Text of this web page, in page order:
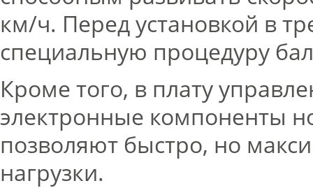
км/ч. Перед установкой в
специальную процедуру
Кроме того, в плату
электронные компоненты
позволяют быстро, но
нагрузки.